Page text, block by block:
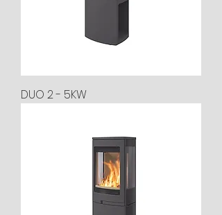
DUO 2 - 5KW